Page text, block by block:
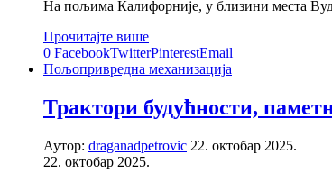
На пољима Калифорније, у близини места
Прочитајте више
0 FacebookTwitterPinterestEmail
Пољопривредна механизација
Трактори будућности,
Аутор: draganadpetrovic 22. октобар 2025.
22. октобар 2025.